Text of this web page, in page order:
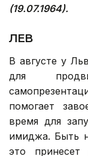
(19.07.1964).
ЛЕВ
В августе у
для
помогает
время для
имиджа. Быть
это принесет